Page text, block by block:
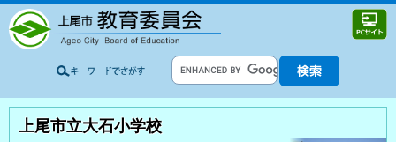
上尾市立大石小学校